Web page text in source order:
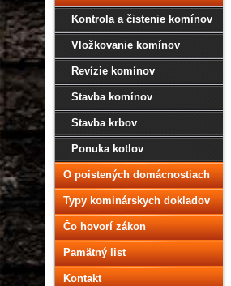
Kontrola a čistenie komínov
Vložkovanie komínov
Revízie komínov
Stavba komínov
Stavba krbov
Ponuka kotlov
O poistených domácnostiach
Typy kominárskych dokladov
Čo hovorí zákon
Pamätný list
Kontakt